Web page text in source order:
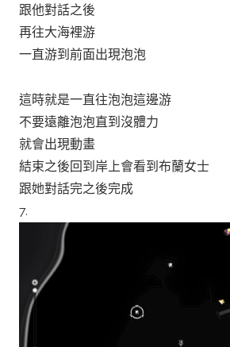
跟他對話之後
再往大海裡游
一直游到前面出現泡泡
這時就是一直往泡泡這邊游
不要遠離泡泡直到沒體力
就會出現動畫
結束之後回到岸上會看到布蘭女士
跟她對話完之後完成
7.